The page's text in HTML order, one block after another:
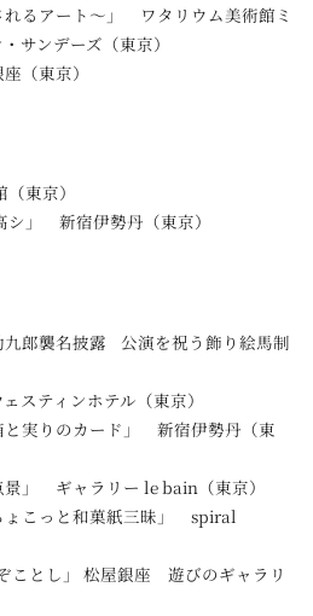
れるアート〜」 ワタリウム美術館ミ
サンデーズ（東京）
（東京）
東京）
」 新宿伊勢丹（東京）
郎襲名披露 公演を祝う飾り絵馬制
ティンホテル（東京）
実りのカード」 新宿伊勢丹（東
」 ギャラリー le bain（東京）
ょこっと和菓紙三昧」 spiral
ことし」 松屋銀座 遊びのギャラリ